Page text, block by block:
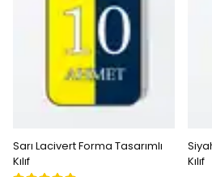
Sarı Lacivert Forma Tasarımlı
Kılıf
Kılıf